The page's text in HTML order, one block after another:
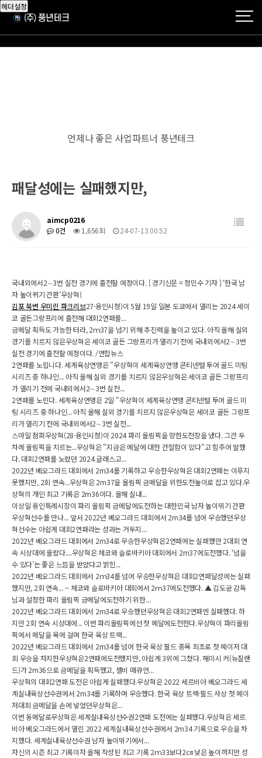
헤더설정
언제나 좋은 사업파트너 풍년테크
패달성에는 실패했지만,
aimcp0216
0건
1,656회 24-07-13 00:52
국내외에서2∼3번 실전 경기에 출전할 예정이다. [ 경기신문 = 정민수 기자 ] ‘한국 남
자 높이뀌기 간판’우상혁(
김포 북변 우미린 파크리브27·용인시청)이 5월 19일 일본 도쿄에서 열리는 2024 세이
코 골든그랑프리에 출전해 대회2연패를...
금메달 획득도 가능한 터라, 2ｍ37을 넘기 위해 추진력을 높이고 있다. 아직 올해 실외
경기를 치르지 않은우상혁은 세이코 골든 그랑프리가 열리기 전에 국내외에서2∼3번
실전 경기에 출전할 예정이다. /연합뉴스
2연패를 노립니다. 세계육상연맹은 "우상혁이 세계육상연맹 콘티넨털 투어 골드 미팅
시리즈 중 하나인... 아직 올해 실외 경기를 치르지 않은우상혁은 세이코 골든 그랑프리
가 열리기 전에 국내외에서2∼3번 실전...
2연패를 노린다. 세계육상연맹은 2일 "우상혁이 세계육상연맹 콘티넨털 투어 골드 미
팅 시리즈 중 하나인... 아직 올해 실외 경기를 치르지 않은우상혁은 세이코 골든 그랑프
리가 열리기 전에 국내외에서2∼3번 실전...
스마일 점퍼우상혁(28·용인시청)이 2024 파리 올림픽을 향한도전장을 냈다. 그간 두
차례 올림픽을 치르는...우상혁은 "지금은 메달에 대한 간절함이 있다"고 힘주어 말했
다. 대회2연패를 노렸던 2024 글래스고...
2022년 베오그라드 대회에서 2m34를 기록하고 우승한우상혁은 대회2연패는 이루지
못했지만, 2회 연속...우상혁은 2m37을 올림픽 금메달을 위한도전높이로 잡고 있다.우
상혁의 개인 최고 기록은 2m36이다. 올해 실내...
이상일 용인특례시장이 파리 올림픽 금메달에도전하는 대한민국 남자 높이뛰기 간판
우상혁선수를 만나... 앞서 2022년 베오그라드 대회에서 2m34를 넘어 우승했던우상
혁선수는 아쉽게 대회2연패라는 성과는 거두지...
2022년 베오그라드 대회에서 2m34로 우승한우상혁은2연패에는 실패했만 2대회 연
속 시상대에 올랐다....우상혁은 체코와 슬로바키아 대회에서 2m37에도전했다. ‘넘을
수 있다’는 좋은 느낌을 받았다고 밝힌...
2022년 베오그라드 대회에서 2ｍ34를 넘어 우승한우상혁은 대회2연패달성에는 실패
했지만, 2회 연속... -- 체코와 슬로바키아 대회에서 2ｍ37에도전했다. ▲ 김도균 감독
님과 설정한 파리 올림픽 금메달에도전하기 위한...
2022년 베오그라드 대회에서 2m34로 우승했던우상혁은 대회2연패엔 실패했다. 하
지만 2회 연속 시상대에... 이번 파리올림픽에선 첫 메달에도전한다.우상혁이 파리올림
픽에서 메달을 목에 걸며 한국 육상 트랙...
2022년 베오그라드 대회에서 2m34를 넘어 한국 육상 필드 종목 최초로 첫 메이저 대
회 우승을 차지한우상혁은2연패에도전했지만, 아쉽게 3위에 그쳤다. 해미시 커(뉴질랜
드)가 2m36으로 금메달을 획득했고, 셸비 매큐언...
우상혁의 대회2연패 도전은 아쉽게 실패했다.우상혁은 2022 세르비아 베오그라드 세
계실내육상선수권에서 2m34를 기록하며 우승했다. 한국 육상 트랙·필드 사상 첫 메이
저대회 금메달을 손에 넣었던우상혁은...
이번 동메달로우상혁은 세계실내육상선수권2연패 도전에는 실패했다.우상혁은 세르
비아 베오그라드에서 열린 2022 세계실내육상선수권에서 2m34 기록으로 우승을 차
지했다. 세계실내육상선수권 남자 높이뛰기에서...
자신의 시즌 최고 기록이자 올해 작성된 최고 기록 2ｍ33보다2㎝ 낮은 높이까지만 성